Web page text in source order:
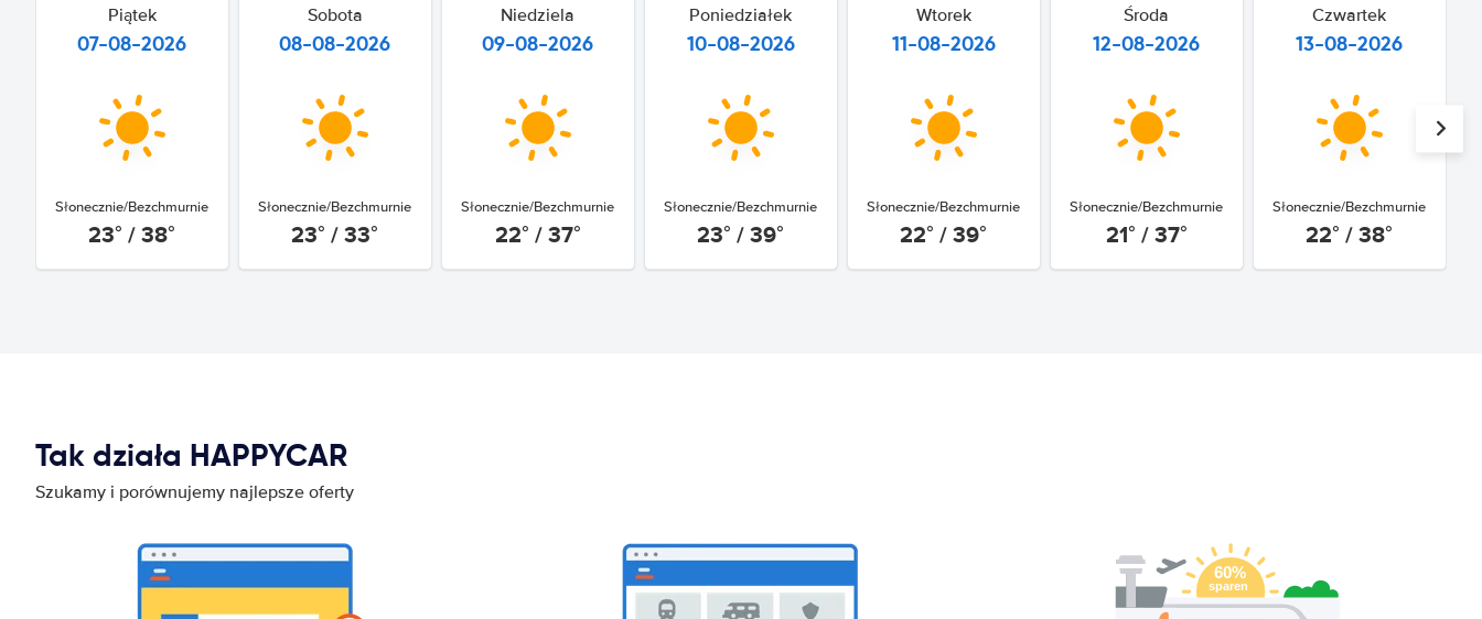
Piątek
07-08-2026
Słonecznie/Bezchmurnie
23° / 38°
Sobota
08-08-2026
Słonecznie/Bezchmurnie
23° / 33°
Niedziela
09-08-2026
Słonecznie/Bezchmurnie
22° / 37°
Poniedziałek
10-08-2026
Słonecznie/Bezchmurnie
23° / 39°
Wtorek
11-08-2026
Słonecznie/Bezchmurnie
22° / 39°
Środa
12-08-2026
Słonecznie/Bezchmurnie
21° / 37°
Czwartek
13-08-2026
Słonecznie/Bezchmurnie
22° / 38°
Tak działa HAPPYCAR
Szukamy i porównujemy najlepsze oferty